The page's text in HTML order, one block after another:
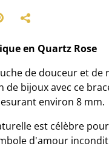
en Quartz Rose
de douceur et de
de bijoux avec ce
environ 8 mm.
est célèbre
d'amour